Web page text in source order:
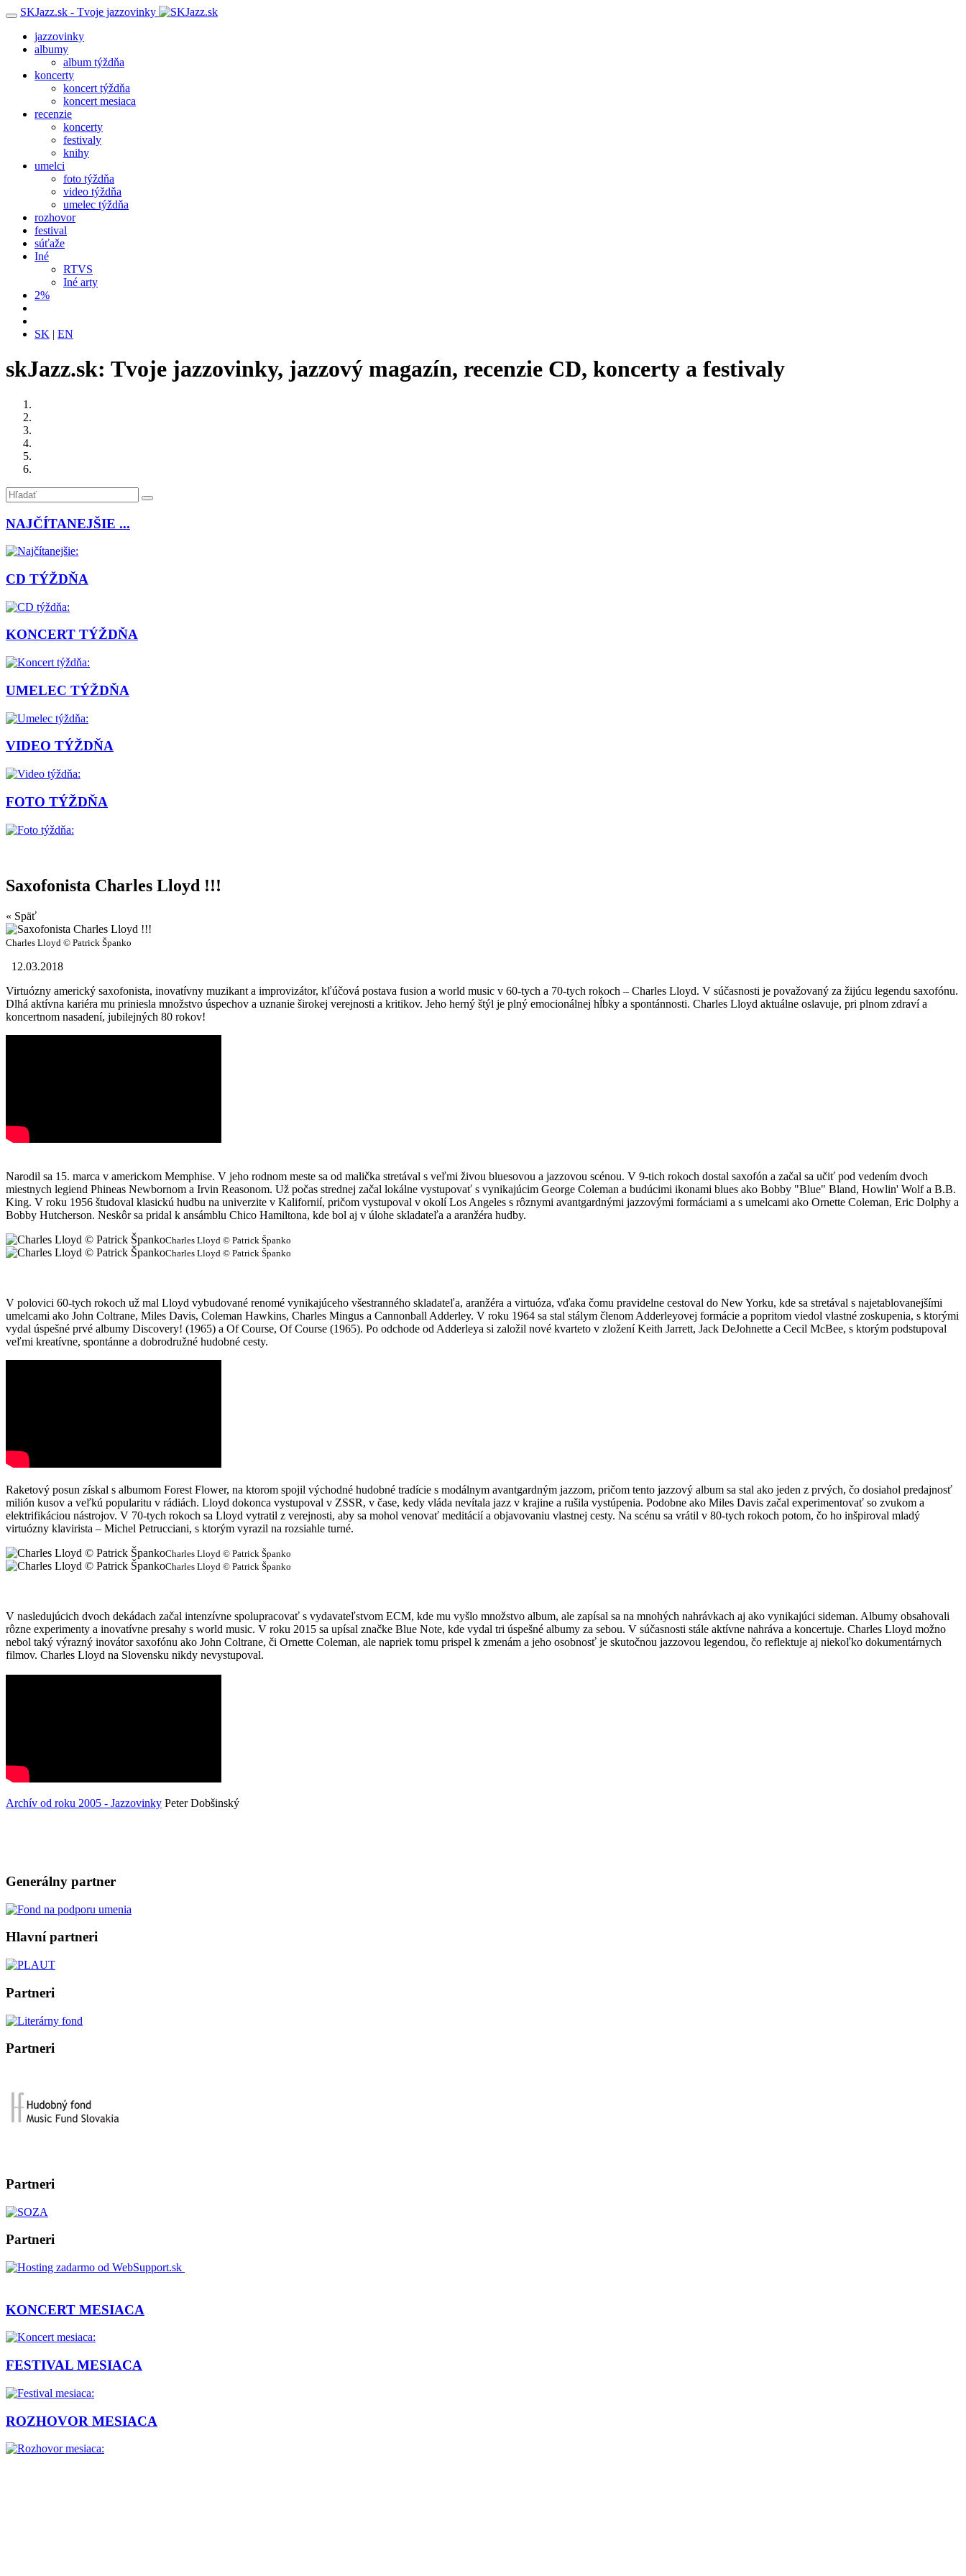
SKJazz.sk - Tvoje jazzovinky
jazzovinky
albumy
album týždňa
koncerty
koncert týždňa
koncert mesiaca
recenzie
koncerty
festivaly
knihy
umelci
foto týždňa
video týždňa
umelec týždňa
rozhovor
festival
súťaže
Iné
RTVS
Iné arty
2%
SK | EN
skJazz.sk: Tvoje jazzovinky, jazzový magazín, recenzie CD, koncerty a festivaly
NAJČÍTANEJŠIE ...
CD TÝŽDŇA
KONCERT TÝŽDŇA
UMELEC TÝŽDŇA
VIDEO TÝŽDŇA
FOTO TÝŽDŇA
Saxofonista Charles Lloyd !!!
« Späť
Charles Lloyd © Patrick Španko
12.03.2018
Virtuózny americký saxofonista, inovatívny muzikant a improvizátor, kľúčová postava fusion a world music v 60-tych a 70-tych rokoch – Charles Lloyd. V súčasnosti je považovaný za žijúcu legendu saxofónu.
Dlhá aktívna kariéra mu priniesla množstvo úspechov a uznanie širokej verejnosti a kritikov. Jeho herný štýl je plný emocionálnej hĺbky a spontánnosti. Charles Lloyd aktuálne oslavuje, pri plnom zdraví a
koncertnom nasadení, jubilejných 80 rokov!
Narodil sa 15. marca v americkom Memphise. V jeho rodnom meste sa od malička stretával s veľmi živou bluesovou a jazzovou scénou. V 9-tich rokoch dostal saxofón a začal sa učiť pod vedením dvoch
miestnych legiend Phineas Newbornom a Irvin Reasonom. Už počas strednej začal lokálne vystupovať s vynikajúcim George Coleman a budúcimi ikonami blues ako Bobby "Blue" Bland, Howlin' Wolf a B.B.
King. V roku 1956 študoval klasickú hudbu na univerzite v Kalifornií, pričom vystupoval v okolí Los Angeles s rôznymi avantgardnými jazzovými formáciami a s umelcami ako Ornette Coleman, Eric Dolphy a
Bobby Hutcherson. Neskôr sa pridal k ansámblu Chico Hamiltona, kde bol aj v úlohe skladateľa a aranžéra hudby.
Charles Lloyd © Patrick Španko
Charles Lloyd © Patrick Španko
V polovici 60-tych rokoch už mal Lloyd vybudované renomé vynikajúceho všestranného skladateľa, aranžéra a virtuóza, vďaka čomu pravidelne cestoval do New Yorku, kde sa stretával s najetablovanejšími
umelcami ako John Coltrane, Miles Davis, Coleman Hawkins, Charles Mingus a Cannonball Adderley. V roku 1964 sa stal stálym členom Adderleyovej formácie a popritom viedol vlastné zoskupenia, s ktorými
vydal úspešné prvé albumy Discovery! (1965) a Of Course, Of Course (1965). Po odchode od Adderleya si založil nové kvarteto v zložení Keith Jarrett, Jack DeJohnette a Cecil McBee, s ktorým podstupoval
veľmi kreatívne, spontánne a dobrodružné hudobné cesty.
Raketový posun získal s albumom Forest Flower, na ktorom spojil východné hudobné tradície s modálnym avantgardným jazzom, pričom tento jazzový album sa stal ako jeden z prvých, čo dosiahol predajnosť
milión kusov a veľkú popularitu v rádiách. Lloyd dokonca vystupoval v ZSSR, v čase, kedy vláda nevítala jazz v krajine a rušila vystúpenia. Podobne ako Miles Davis začal experimentovať so zvukom a
elektrifikáciou nástrojov. V 70-tych rokoch sa Lloyd vytratil z verejnosti, aby sa mohol venovať meditácií a objavovaniu vlastnej cesty. Na scénu sa vrátil v 80-tych rokoch potom, čo ho inšpiroval mladý
virtuózny klavirista – Michel Petrucciani, s ktorým vyrazil na rozsiahle turné.
Charles Lloyd © Patrick Španko
Charles Lloyd © Patrick Španko
V nasledujúcich dvoch dekádach začal intenzívne spolupracovať s vydavateľstvom ECM, kde mu vyšlo množstvo album, ale zapísal sa na mnohých nahrávkach aj ako vynikajúci sideman. Albumy obsahovali
rôzne experimenty a inovatívne presahy s world music. V roku 2015 sa upísal značke Blue Note, kde vydal tri úspešné albumy za sebou. V súčasnosti stále aktívne nahráva a koncertuje. Charles Lloyd možno
nebol taký výrazný inovátor saxofónu ako John Coltrane, či Ornette Coleman, ale napriek tomu prispel k zmenám a jeho osobnosť je skutočnou jazzovou legendou, čo reflektuje aj niekoľko dokumentárnych
filmov. Charles Lloyd na Slovensku nikdy nevystupoval.
Archív od roku 2005 - Jazzovinky Peter Dobšinský
Generálny partner
Hlavní partneri
Partneri
Partneri
Partneri
Partneri
KONCERT MESIACA
FESTIVAL MESIACA
ROZHOVOR MESIACA